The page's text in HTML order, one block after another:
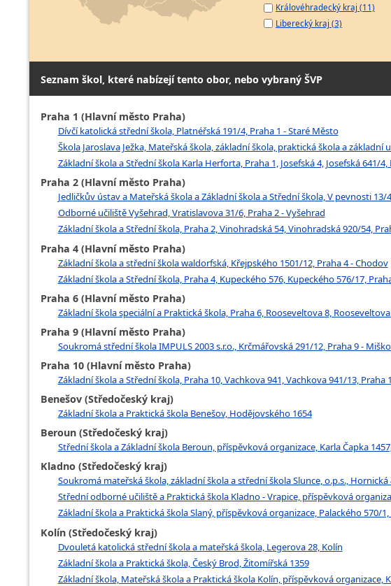
Královéhradecký kraj (11)
Liberecký kraj (3)
Seznam škol, které nabízejí tento obor, nebo vybraný ŠVP
Praha 1 (Hlavní město Praha)
Dívčí katolická střední škola, Platnéřská 191/4, Praha 1 - Staré Město
Škola Jaroslava Ježka, Mateřská škola, základní škola, praktická škola a
Základní škola a Střední škola Karla Herforta, Praha 1, Josefská 4, Josefská 641/
Praha 2 (Hlavní město Praha)
Jedličkův ústav a Mateřská škola a Základní škola a Střední škola, V pevnosti 13/
Odborné učiliště Vyšehrad, Vratislavova 31/6, Praha 2 - Vyšehrad
Základní škola a Střední škola, Praha 2, Vinohradská 54, Vinohradská 920/54,
Praha 4 (Hlavní město Praha)
Základní škola a střední škola waldorfská, Křejpského 1501/12, Praha 4 - Chodov
Základní škola a Střední škola, Praha 4, Kupeckého 576, Kupeckého 576/17,
Praha 6 (Hlavní město Praha)
Základní škola speciální a Praktická škola, Praha 6, Rooseveltova 8,
Praha 9 (Hlavní město Praha)
Soukromá střední škola IMPULS 2003 s.r.o., Krčmářovská 291/12, Praha 9 -
Praha 10 (Hlavní město Praha)
Základní škola a Střední škola, Praha 10, Vachkova 941, Vachkova 941/13, Praha
Benešov (Středočeský kraj)
Základní škola a Praktická škola Benešov, Hodějovského 1654
Beroun (Středočeský kraj)
Střední škola a Základní škola Beroun, příspěvková organizace, Karla Čapka
Kladno (Středočeský kraj)
Soukromá mateřská škola, základní škola a střední škola Slunce, o.p.s., Hornická
Střední odborné učiliště a Praktická škola Kladno - Vrapice, příspěvková
Základní škola a Praktická škola Slaný, příspěvková organizace, Palackého 570/1,
Kolín (Středočeský kraj)
Dvouletá katolická střední škola a mateřská škola, Legerova 28, Kolín
Základní škola a Praktická škola, Český Brod, Žitomířská 1359
Základní škola, Mateřská škola a Praktická škola Kolín, příspěvková organizace,